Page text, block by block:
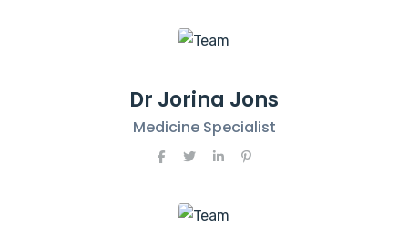
Dr Jorina Jons
Medicine Specialist